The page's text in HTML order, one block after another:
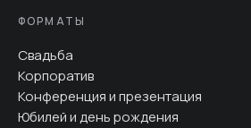
ФОРМАТЫ
Свадьба
Корпоратив
Конференция и презентация
Юбилей и день рождения